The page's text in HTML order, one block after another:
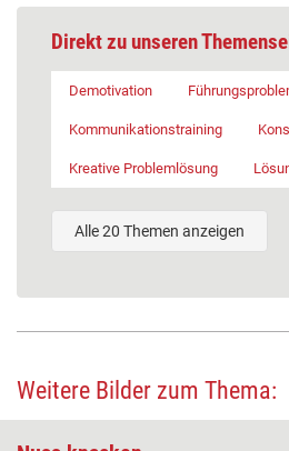
Direkt zu unseren
Demotivation
Kommunikationstraining
Kreative Problemlösung
Alle 20 Themen anzeigen
Weitere Bilder zum Thema: